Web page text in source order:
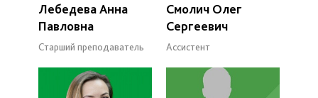
Лебедева Анна
Павловна
Старший преподаватель
Смолич Олег
Сергеевич
Ассистент